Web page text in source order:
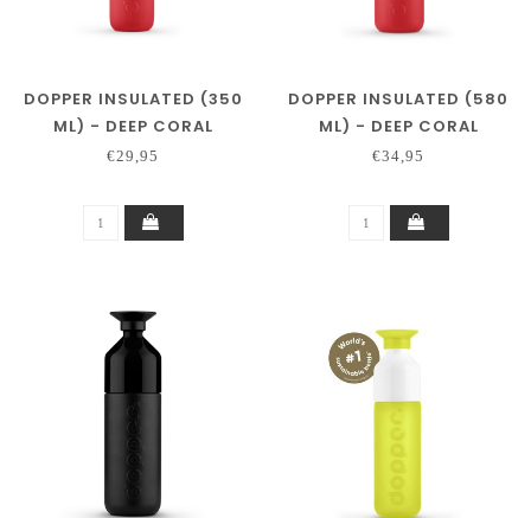
DOPPER INSULATED (350
ML) - DEEP CORAL
€29,95
DOPPER INSULATED (580
ML) - DEEP CORAL
€34,95